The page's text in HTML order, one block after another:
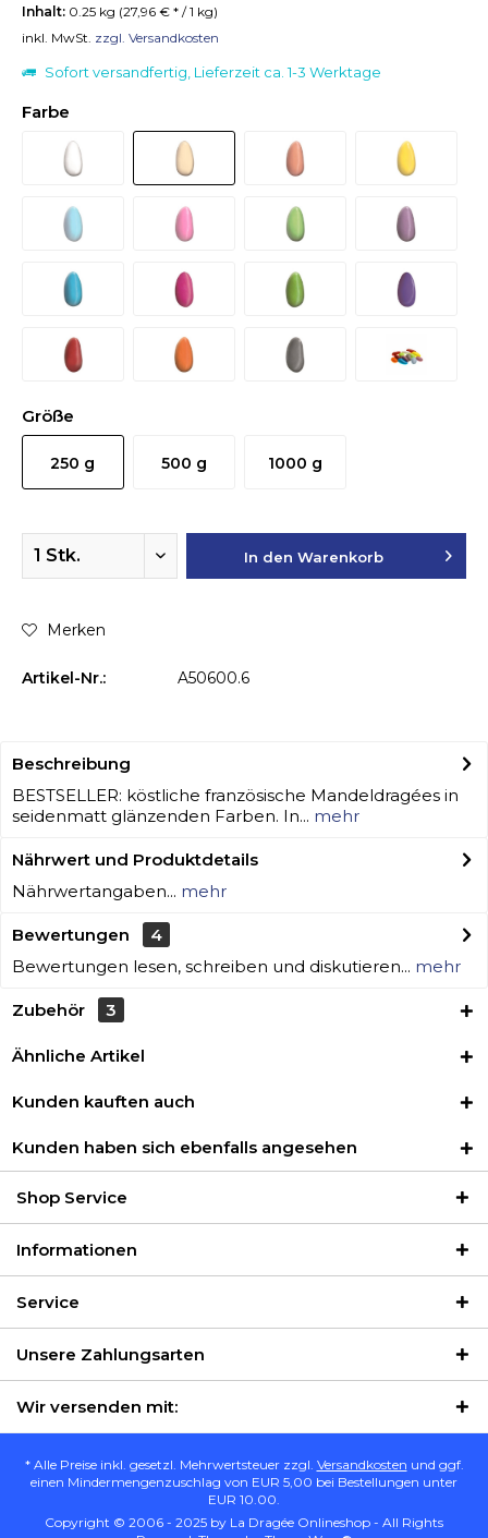
Inhalt: 0.25 kg (27,96 € * / 1 kg)
inkl. MwSt. zzgl. Versandkosten
Sofort versandfertig, Lieferzeit ca. 1-3 Werktage
Farbe
Größe
250 g 500 g 1000 g
In den Warenkorb
Merken
Artikel-Nr.: A50600.6
Beschreibung
BESTSELLER: köstliche französische Mandeldragées in
seidenmatt glänzenden Farben. In... mehr
Nährwert und Produktdetails
Nährwertangaben... mehr
Bewertungen
4
Bewertungen lesen, schreiben und diskutieren... mehr
Zubehör 3
Ähnliche Artikel
Kunden kauften auch
Kunden haben sich ebenfalls angesehen
Shop Service
Informationen
Service
Unsere Zahlungsarten
Wir versenden mit:
* Alle Preise inkl. gesetzl. Mehrwertsteuer zzgl. Versandkosten und ggf.
einen Mindermengenzuschlag von EUR 5,00 bei Bestellungen unter
EUR 10.00.
Copyright © 2006 - 2025 by La Dragée Onlineshop - All Rights